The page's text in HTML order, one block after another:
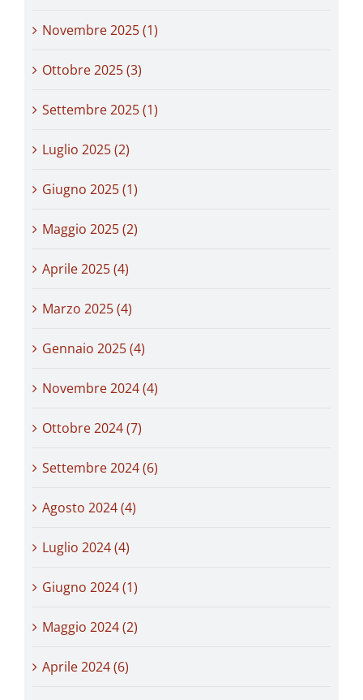
Novembre 2025 (1)
Ottobre 2025 (3)
Settembre 2025 (1)
Luglio 2025 (2)
Giugno 2025 (1)
Maggio 2025 (2)
Aprile 2025 (4)
Marzo 2025 (4)
Gennaio 2025 (4)
Novembre 2024 (4)
Ottobre 2024 (7)
Settembre 2024 (6)
Agosto 2024 (4)
Luglio 2024 (4)
Giugno 2024 (1)
Maggio 2024 (2)
Aprile 2024 (6)